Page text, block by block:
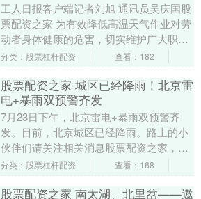
工人日报客户端记者刘旭 通讯员吴庆国股
票配资之家 为有效降低高温天气作业对劳
动者身体健康的危害，切实维护广大职工
劳动安全健康权益，把工会组织的关心关
分类：股票杠杆配资 查看：182
股票配资之家 城区已经降雨！北京雷
电+暴雨双预警齐发
7月23日下午，北京雷电+暴雨双预警齐
发。目前，北京城区已经降雨。路上的小
伙伴们请关注相关消息股票配资之家，注
意交通安全。 副中心下雨了 安红 摄 朝阳
分类：股票杠杆配资 查看：168
股票配资之家 南太湖、北里岔——遨